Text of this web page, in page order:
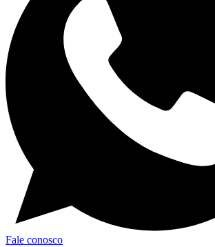
Fale conosco